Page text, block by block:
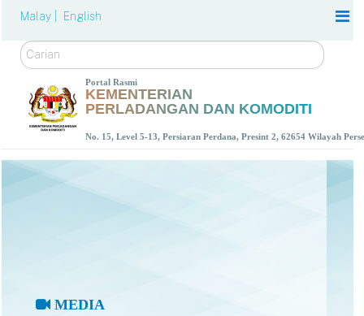
Malay | English
Carian
Portal Rasmi
KEMENTERIAN
PERLADANGAN DAN KOMODITI
No. 15, Level 5-13, Persiaran Perdana, Presint 2, 62654 Wilayah
MEDIA